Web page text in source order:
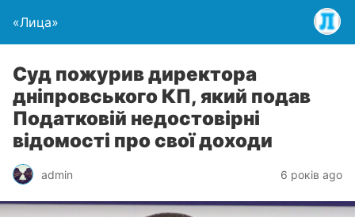
«Лица»
Суд пожурив директора
дніпровського КП, який подав
Податковій недостовірні
відомості про свої доходи
admin 6 років ago